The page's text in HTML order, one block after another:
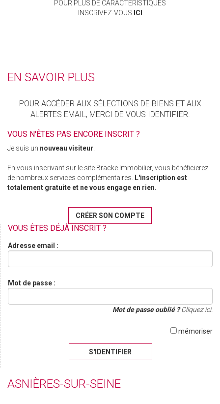
POUR PLUS DE CARACTÉRISTIQUES
INSCRIVEZ-VOUS ICI
EN SAVOIR PLUS
POUR ACCÉDER AUX SÉLECTIONS DE BIENS ET AUX
ALERTES EMAIL, MERCI DE VOUS IDENTIFIER.
VOUS N'ÊTES PAS ENCORE INSCRIT ?
Je suis un nouveau visiteur.
En vous inscrivant sur le site Bracke Immobilier, vous bénéficierez
de nombreux services complémentaires. L'inscription est
totalement gratuite et ne vous engage en rien.
CRÉER SON COMPTE
VOUS ÊTES DÉJÀ INSCRIT ?
Adresse email :
Mot de passe :
Mot de passe oublié ?Cliquez ici.
mémoriser
S'IDENTIFIER
ASNIÈRES-SUR-SEINE